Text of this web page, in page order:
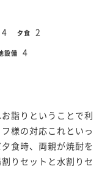
4 夕食 2
設備 4
詣りということで利
様の対応これといっ
食時、両親が焼酎を
りセットと水割りセ